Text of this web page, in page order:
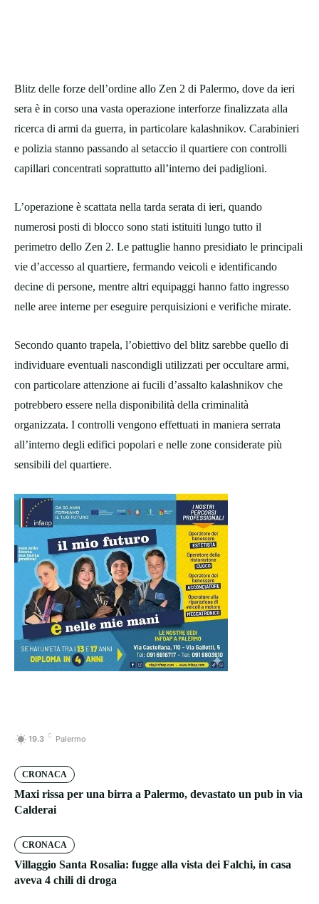
Blitz delle forze dell’ordine allo Zen 2 di Palermo, dove da ieri
sera è in corso una vasta operazione interforze finalizzata alla
ricerca di armi da guerra, in particolare kalashnikov. Carabinieri
e polizia stanno passando al setaccio il quartiere con controlli
capillari concentrati soprattutto all’interno dei padiglioni.
L’operazione è scattata nella tarda serata di ieri, quando
numerosi posti di blocco sono stati istituiti lungo tutto il
perimetro dello Zen 2. Le pattuglie hanno presidiato le principali
vie d’accesso al quartiere, fermando veicoli e identificando
decine di persone, mentre altri equipaggi hanno fatto ingresso
nelle aree interne per eseguire perquisizioni e verifiche mirate.
Secondo quanto trapela, l’obiettivo del blitz sarebbe quello di
individuare eventuali nascondigli utilizzati per occultare armi,
con particolare attenzione ai fucili d’assalto kalashnikov che
potrebbero essere nella disponibilità della criminalità
organizzata. I controlli vengono effettuati in maniera serrata
all’interno degli edifici popolari e nelle zone considerate più
sensibili del quartiere.
19.3 C Palermo
CRONACA
Maxi rissa per una birra a Palermo, devastato un pub in via
Calderai
CRONACA
Villaggio Santa Rosalia: fugge alla vista dei Falchi, in casa
aveva 4 chili di droga